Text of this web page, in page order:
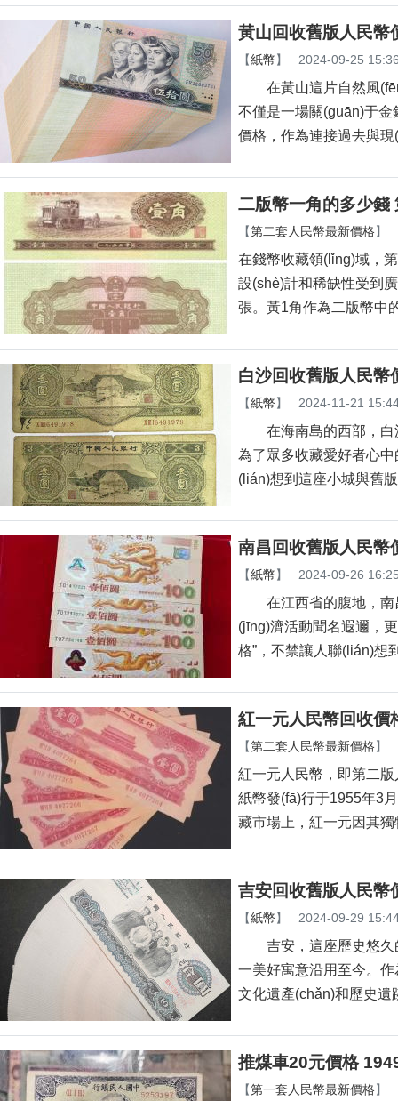
黃山回收舊版人民幣
【紙幣】 2024-09-25
在黃山這片自然風(fēng)
不僅是一場關(guān)于金
價格，作為連接過去
二版幣一角的多少錢
【第二套人民幣最新價格】
在錢幣收藏領(lǐng)域
設(shè)計和稀缺性受到廣
張。黃1角作為二版幣
白沙回收舊版人民幣
【紙幣】 2024-11-21
在海南島的西部，
為了眾多收藏愛好者心中
(lián)想到這座小城與舊
南昌回收舊版人民幣
【紙幣】 2024-09-26
在江西省的腹地，南昌
(jīng)濟活動聞名遐邇，更
格”，不禁讓人聯(lián)想
紅一元人民幣回收價
【第二套人民幣最新價格】
紅一元人民幣，即第
紙幣發(fā)行于1955年3月1
藏市場上，紅一元因其
吉安回收舊版人民幣
【紙幣】 2024-09-29
吉安，這座歷史悠久的城
一美好寓意沿用至今。作
文化遺產(chǎn)和歷史遺
推煤車20元價格
【第一套人民幣最新價格】